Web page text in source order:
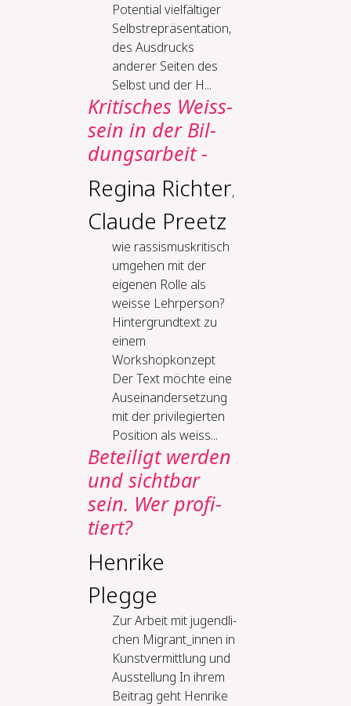
Potential vielfältiger
Selbstrepräsentation,
des Ausdrucks
anderer Seiten des
Selbst und der H...
Kri­ti­sches Weiss­
sein in der Bil­
dungs­ar­beit -​
Regina Richter,
Claude Preetz
wie rassismuskritisch
umgehen mit der
eigenen Rolle als
weisse Lehrperson?
Hintergrundtext zu
einem
Workshopkonzept
Der Text möchte eine
Auseinandersetzung
mit der privilegierten
Position als weiss...
Be­tei­ligt wer­den
und sicht­bar
sein. Wer pro­fi­
tiert?
Henrike
Plegge
Zur Ar­beit mit ju­gend­li­
chen Mi­grant_in­nen in
Kunst­ver­mitt­lung und
Aus­stel­lung In ihrem
Beitrag geht Henrike